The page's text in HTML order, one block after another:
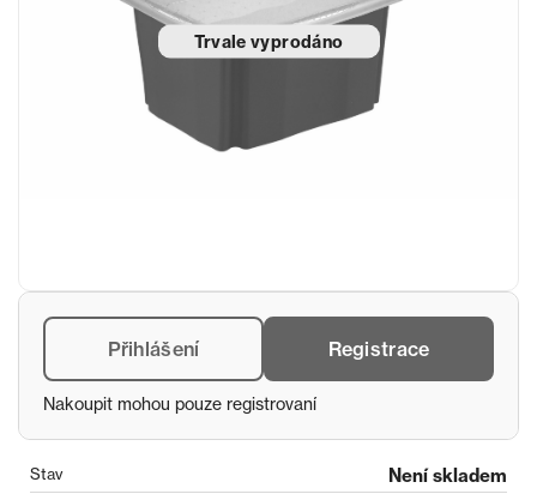
Trvale vyprodáno
Přihlášení Registrace
Nakoupit mohou pouze registrovaní
Stav Není skladem